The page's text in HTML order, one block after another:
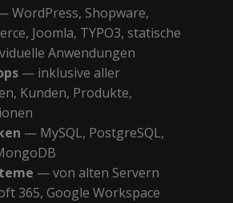
WordPress, Shopware,
Joomla, TYPO3, statische
Anwendungen
— inklusive aller
Kunden, Produkte,
— MySQL, PostgreSQL,
— von alten Servern
365, Google Workspace